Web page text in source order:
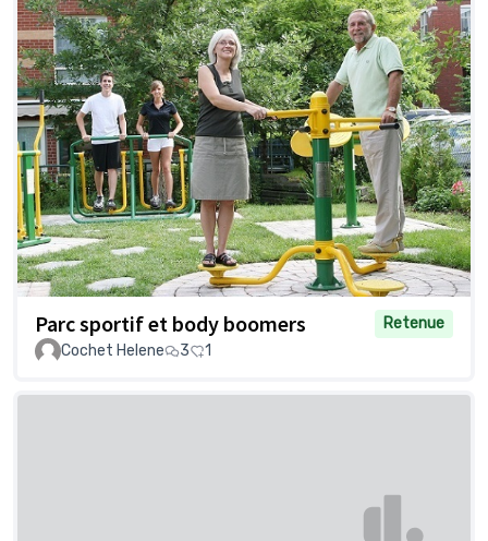
Parc sportif et body boomers
Retenue
Cochet Helene
3 1